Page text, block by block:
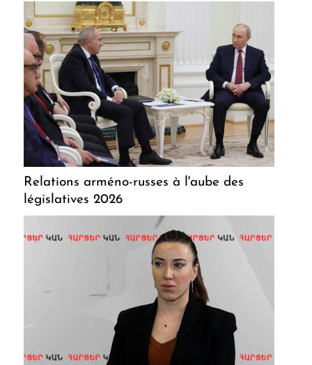
Relations arméno-russes à l'aube des
législatives 2026